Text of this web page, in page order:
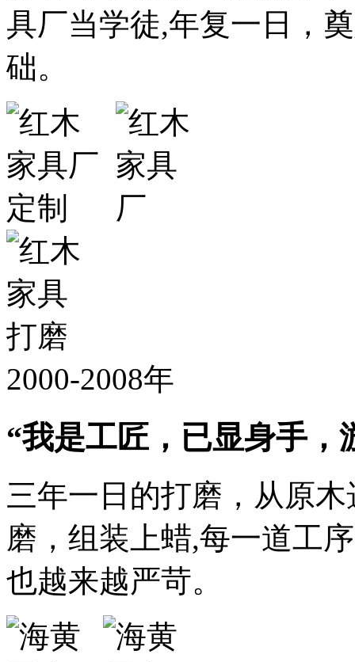
具厂当学徒,年复一日，
础。
2000-2008年
“我是工匠，已显身手，
三年一日的打磨，从原
磨，组装上蜡,每一道工
也越来越严苛。